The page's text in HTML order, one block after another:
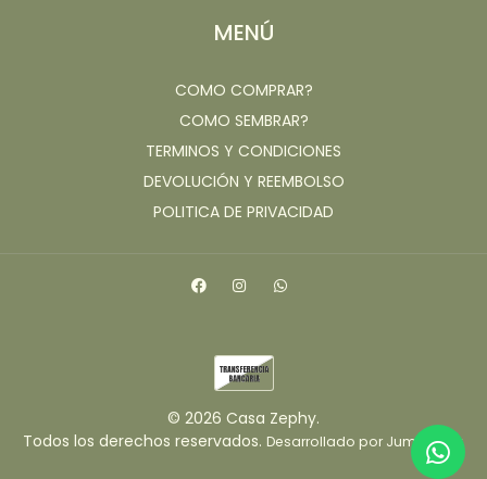
MENÚ
COMO COMPRAR?
COMO SEMBRAR?
TERMINOS Y CONDICIONES
DEVOLUCIÓN Y REEMBOLSO
POLITICA DE PRIVACIDAD
© 2026 Casa Zephy.
Todos los derechos reservados. Desarrollado por Jumpseller.